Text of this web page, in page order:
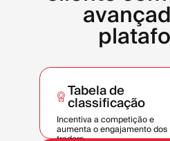
Tabela de
classificação
Incentiva a competição e
aumenta o engajamento dos
traders.